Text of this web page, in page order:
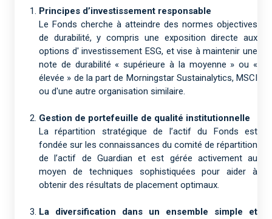
Principes d’investissement responsable
Le Fonds cherche à atteindre des normes objectives
de durabilité, y compris une exposition directe aux
options d' investissement ESG, et vise à maintenir une
note de durabilité « supérieure à la moyenne » ou «
élevée » de la part de Morningstar Sustainalytics, MSCI
ou d'une autre organisation similaire.
Gestion de portefeuille de qualité institutionnelle
La répartition stratégique de l’actif du Fonds est
fondée sur les connaissances du comité de répartition
de l’actif de Guardian et est gérée activement au
moyen de techniques sophistiquées pour aider à
obtenir des résultats de placement optimaux.
La diversification dans un ensemble simple et